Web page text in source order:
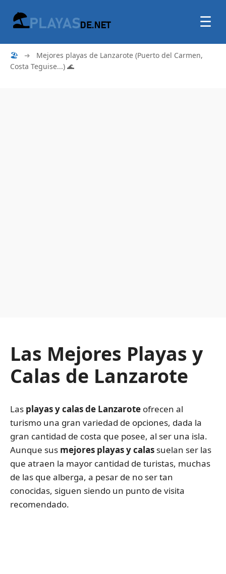
☰
🏖 ➜
Mejores playas de Lanzarote (Puerto del Carmen,
Costa Teguise...) 🌊
Las Mejores Playas y
Calas de Lanzarote
Las playas y calas de Lanzarote ofrecen al
turismo una gran variedad de opciones, dada la
gran cantidad de costa que posee, al ser una isla.
Aunque sus mejores playas y calas suelan ser las
que atraen la mayor cantidad de turistas, muchas
de las que alberga, a pesar de no ser tan
conocidas, siguen siendo un punto de visita
recomendado.